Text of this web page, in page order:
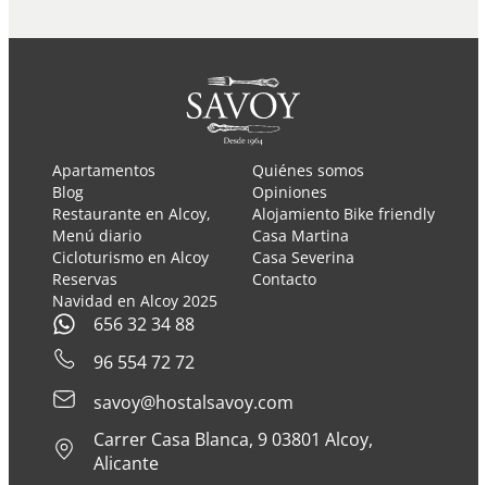
Apartamentos
Blog
Restaurante en Alcoy,
Menú diario
Cicloturismo en Alcoy
Reservas
Navidad en Alcoy 2025
Quiénes somos
Opiniones
Alojamiento Bike friendly
Casa Martina
Casa Severina
Contacto
656 32 34 88
96 554 72 72
savoy@hostalsavoy.com
Carrer Casa Blanca, 9 03801 Alcoy,
Alicante